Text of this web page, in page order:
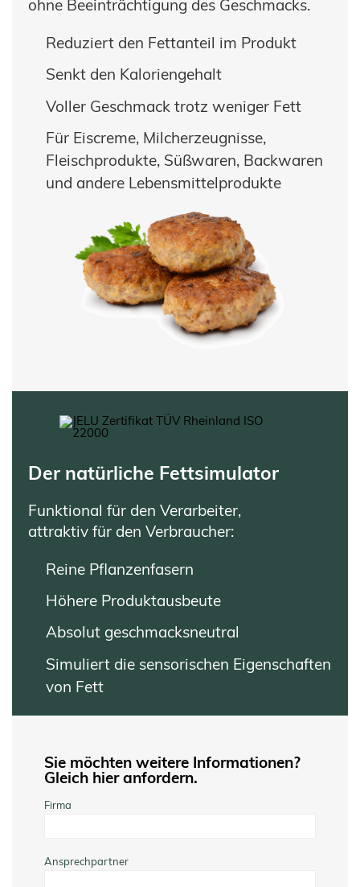
Süßwaren
Gewürze
Bambusfaser
Weizenfaser
JELUCEL®
OF
Kaninchen
Großtiere
Wood-
Plastic-
Kunststoffe
Kartonagen
Schweißelektroden
Wanddekoration
T1
HM
JELUXYL
Anfahrt
Impressum
ohne Beeinträchtigung des Geschmacks.
Reduziert den Fettanteil im Produkt
Senkt den Kaloriengehalt
Voller Geschmack trotz weniger Fett
Für Eiscreme, Milcherzeugnisse,
Fleischprodukte, Süßwaren, Backwaren
und andere Lebensmittelprodukte
Der natürliche Fettsimulator
Funktional für den Verarbeiter,
attraktiv für den Verbraucher:
Reine Pflanzenfasern
Höhere Produktausbeute
Absolut geschmacksneutral
Simuliert die sensorischen Eigenschaften
von Fett
Sie möchten weitere Informationen?
Gleich hier anfordern.
Firma
Ansprechpartner